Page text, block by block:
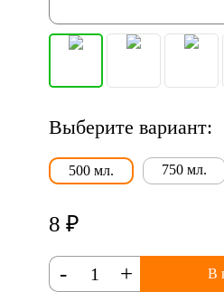
Выберите вариант:
500 мл. 750 мл.
8 ₽
+
- В